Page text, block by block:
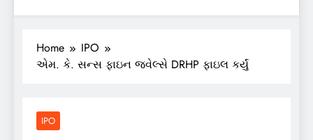
Home
IPO
એમ. કે. સન્સ ફાઇન જ્વેલ્સે DRHP ફાઇલ કર્યું
IPO